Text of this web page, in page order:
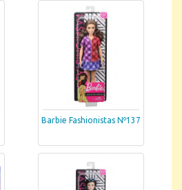
Barbie Fashionistas Nº137